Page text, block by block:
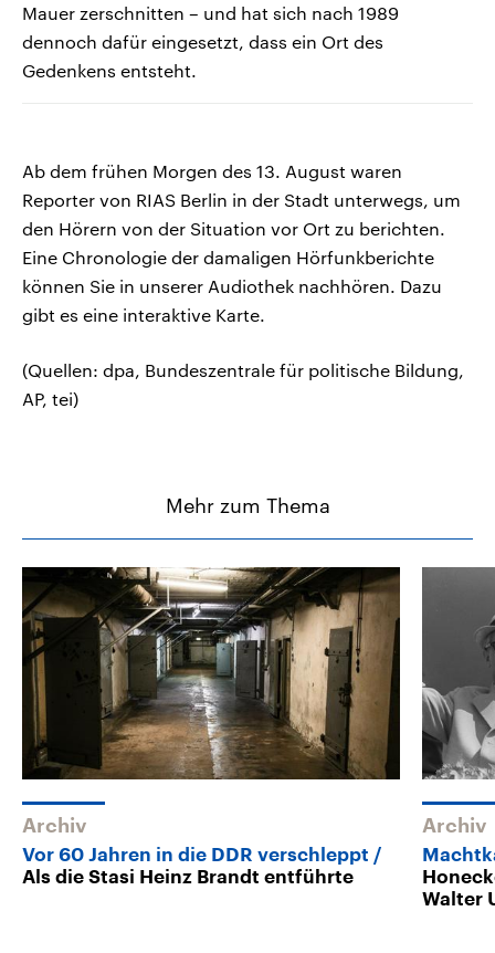
Mauer zerschnitten – und hat sich nach 1989
dennoch dafür eingesetzt, dass ein Ort des
Gedenkens entsteht.
Ab dem frühen Morgen des 13. August waren
Reporter von RIAS Berlin in der Stadt unterwegs, um
den Hörern von der Situation vor Ort zu berichten.
Eine Chronologie der damaligen Hörfunkberichte
können Sie in unserer Audiothek nachhören. Dazu
gibt es eine interaktive Karte.
(Quellen: dpa, Bundeszentrale für politische Bildung,
AP, tei)
Mehr zum Thema
Archiv
Vor 60 Jahren in die DDR verschleppt
Als die Stasi Heinz Brandt entführte
Archiv
Walter